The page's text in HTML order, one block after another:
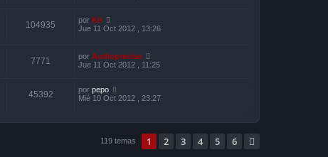
104935 por Kir
Jue 11 Oct 2012 , 13:26
7771 por Audiopreciso
Jue 11 Oct 2012 , 11:25
45392 por pepo
Mié 10 Oct 2012 , 23:27
119 temas 1 2 3 4 5 6